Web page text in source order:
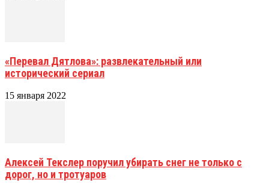
«Перевал Дятлова»: развлекательный или
исторический сериал
15 января 2022
Алексей Текслер поручил убирать снег не только с
дорог, но и тротуаров